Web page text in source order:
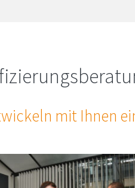
mit Ih­nen